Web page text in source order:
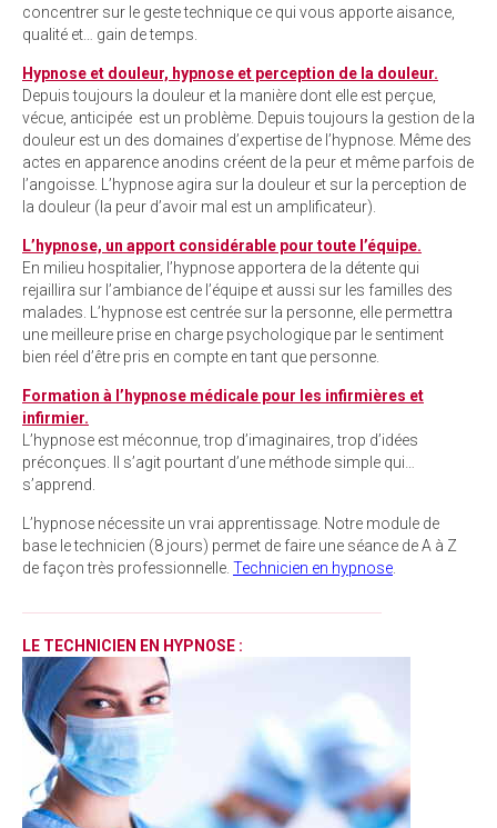
concentrer sur le geste technique ce qui vous apporte aisance,
qualité et… gain de temps.
Hypnose et douleur, hypnose et perception de la douleur.
Depuis toujours la douleur et la manière dont elle est perçue,
vécue, anticipée est un problème. Depuis toujours la gestion de la
douleur est un des domaines d’expertise de l’hypnose. Même des
actes en apparence anodins créent de la peur et même parfois de
l’angoisse. L’hypnose agira sur la douleur et sur la perception de
la douleur (la peur d’avoir mal est un amplificateur).
L’hypnose, un apport considérable pour toute l’équipe.
En milieu hospitalier, l’hypnose apportera de la détente qui
rejaillira sur l’ambiance de l’équipe et aussi sur les familles des
malades. L’hypnose est centrée sur la personne, elle permettra
une meilleure prise en charge psychologique par le sentiment
bien réel d’être pris en compte en tant que personne.
Formation à l’hypnose médicale pour les infirmières et
infirmier.
L’hypnose est méconnue, trop d’imaginaires, trop d’idées
préconçues. Il s’agit pourtant d’une méthode simple qui…
s’apprend.
L’hypnose nécessite un vrai apprentissage. Notre module de
base le technicien (8 jours) permet de faire une séance de A à Z
de façon très professionnelle. Technicien en hypnose
LE TECHNICIEN EN HYPNOSE :